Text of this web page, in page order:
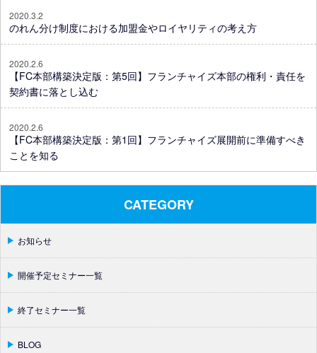
2020.3.2
のれん分け制度における加盟金やロイヤリティの考え方
2020.2.6
【FC本部構築決定版：第5回】フランチャイズ本部の権利・責任を
契約書に落とし込む
2020.2.6
【FC本部構築決定版：第1回】フランチャイズ展開前に準備すべき
ことを知る
CATEGORY
お知らせ
開催予定セミナー一覧
終了セミナー一覧
BLOG